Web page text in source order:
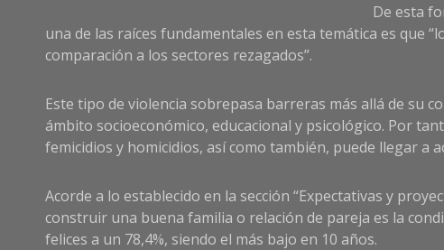
De esta
una de las raíces fundamentales en esta temática es que
comparación a los sectores rezagados”.
Este tipo de violencia sobrepasa barreras más allá de su
ámbito socioeconómico, educacional y psicológico. Por
femicidios y homicidios, así como también, puede llegar a
Acorde a lo establecido en la sección “Expectativas y
construir una buena familia o relación de pareja es la
felices a un 78,4%, siendo el más bajo en 10 años.